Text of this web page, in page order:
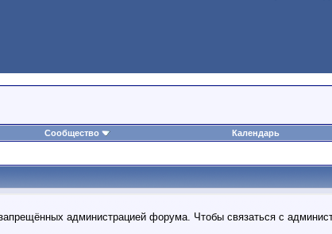
Сообщество Календарь
администрацией форума. Чтобы связаться с